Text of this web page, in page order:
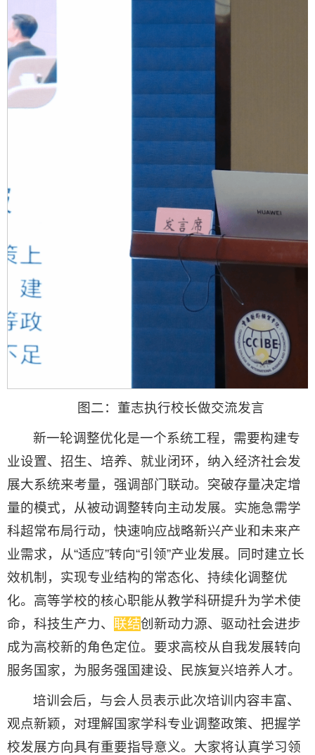
图二：董志执行校长做交流发言
新一轮调整优化是一个系统工程，需要构建专
业设置、招生、培养、就业闭环，纳入经济社会发
展大系统来考量，强调部门联动。突破存量决定增
量的模式，从被动调整转向主动发展。实施急需学
科超常布局行动，快速响应战略新兴产业和未来产
业需求，从“适应”转向“引领”产业发展。同时建立长
效机制，实现专业结构的常态化、持续化调整优
化。高等学校的核心职能从教学科研提升为学术使
命，科技生产力、 联结创新动力源、驱动社会进步
成为高校新的角色定位。要求高校从自我发展转向
服务国家，为服务强国建设、民族复兴培养人才。
培训会后，与会人员表示此次培训内容丰富、
观点新颖，对理解国家学科专业调整政策、把握学
校发展方向具有重要指导意义。大家将认真学习领